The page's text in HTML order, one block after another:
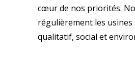
cœur de nos priorités.
régulièrement les usines
qualitatif, social et